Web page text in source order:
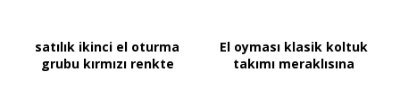
satılık ikinci el oturma
grubu kırmızı renkte
El oyması klasik koltuk
takımı meraklısına